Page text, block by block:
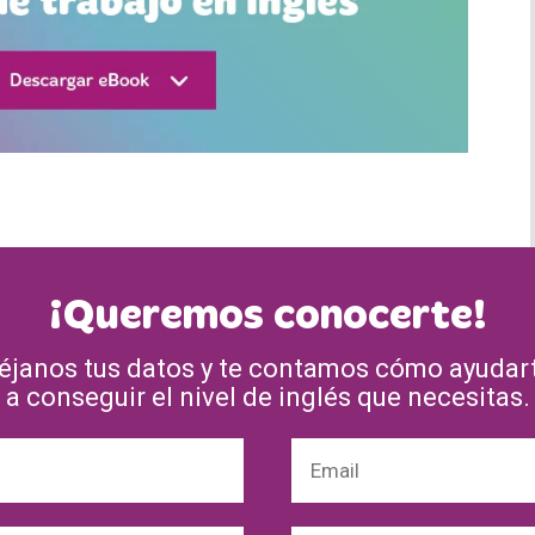
¡Queremos conocerte!
tus datos y te contamos cómo
a conseguir el nivel de inglés que necesitas.